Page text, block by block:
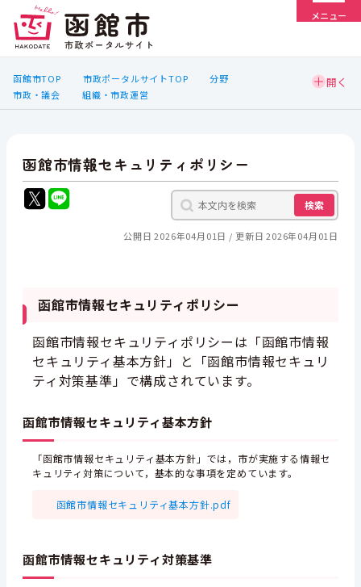
メニュー
函館市TOP 市政ポータルサイトTOP
分野
市政・議会
組織・市政運営
函館市情報セキュリティポリシー
検索
公開日 2026年04月01日 更新日 2026年04月01日
函館市情報セキュリティポリシー
函館市情報セキュリティポリシーは「函館市情報
セキュリティ基本方針」と「函館市情報セキュリ
ティ対策基準」で構成されています。
函館市情報セキュリティ基本方針
「函館市情報セキュリティ基本方針」では，市が実施する情報セ
キュリティ対策について，基本的な事項を定めています。
函館市情報セキュリティ基本方針.pdf
函館市情報セキュリティ対策基準